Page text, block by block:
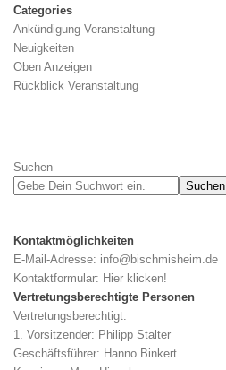
Categories
Ankündigung Veranstaltung
Neuigkeiten
Oben Anzeigen
Rückblick Veranstaltung
Suchen
Suchen
Kontaktmöglichkeiten
E-Mail-Adresse: info@bischmisheim.de
Kontaktformular: Hier klicken!
Vertretungsberechtigte Personen
Vertretungsberechtigt:
1. Vorsitzender: Philipp Stalter
Geschäftsführer: Hanno Binkert